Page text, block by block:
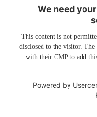
We need
This content is not
disclosed to the visitor. The
with their CMP to add
Powered by